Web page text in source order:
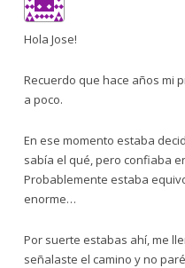
Hola Jose!
Recuerdo que hace años mi
a poco.
En ese momento estaba
sabía el qué, pero confiaba
Probablemente estaba
enorme…
Por suerte estabas ahí, me
señalaste el camino y no